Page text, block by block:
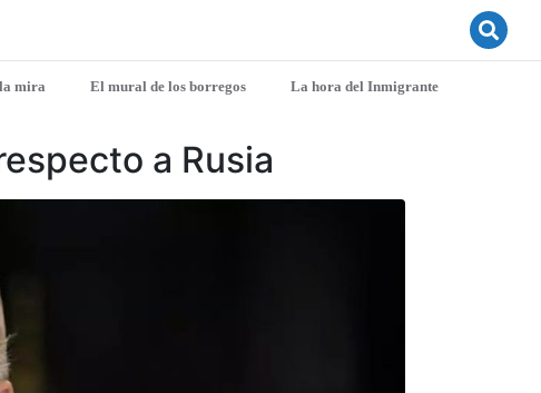
mira El mural de los borregos La hora del Inmigrante
a Rusia